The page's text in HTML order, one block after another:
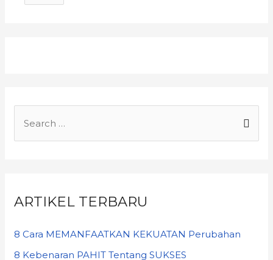
ARTIKEL TERBARU
8 Cara MEMANFAATKAN KEKUATAN Perubahan
8 Kebenaran PAHIT Tentang SUKSES